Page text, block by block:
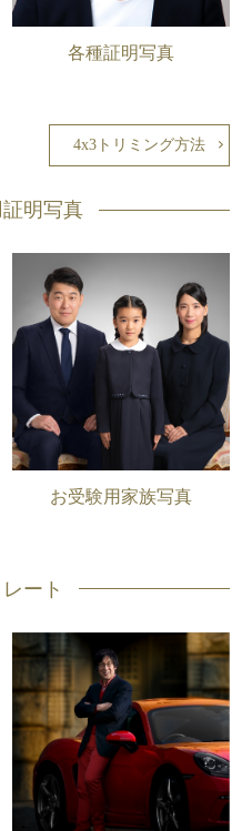
各種証明写真
4x3トリミング方法
明写真
お受験用家族写真
ート